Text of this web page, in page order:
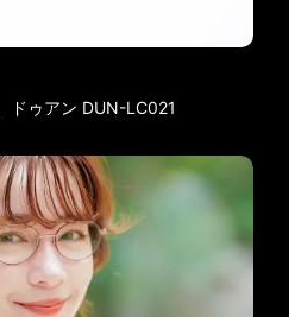
ドゥアン DUN-LC021